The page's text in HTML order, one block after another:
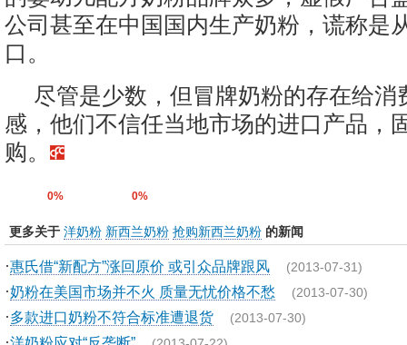
公司甚至在中国国内生产奶粉，谎称是
口。
尽管是少数，但冒牌奶粉的存在给消
感，他们不信任当地市场的进口产品，
购。
0% 0%
更多关于 洋奶粉 新西兰奶粉 抢购新西兰奶粉 的新闻
·惠氏借“新配方”涨回原价 或引众品牌跟风 (2013-07-31)
·奶粉在美国市场并不火 质量无忧价格不愁 (2013-07-30)
·多款进口奶粉不符合标准遭退货 (2013-07-30)